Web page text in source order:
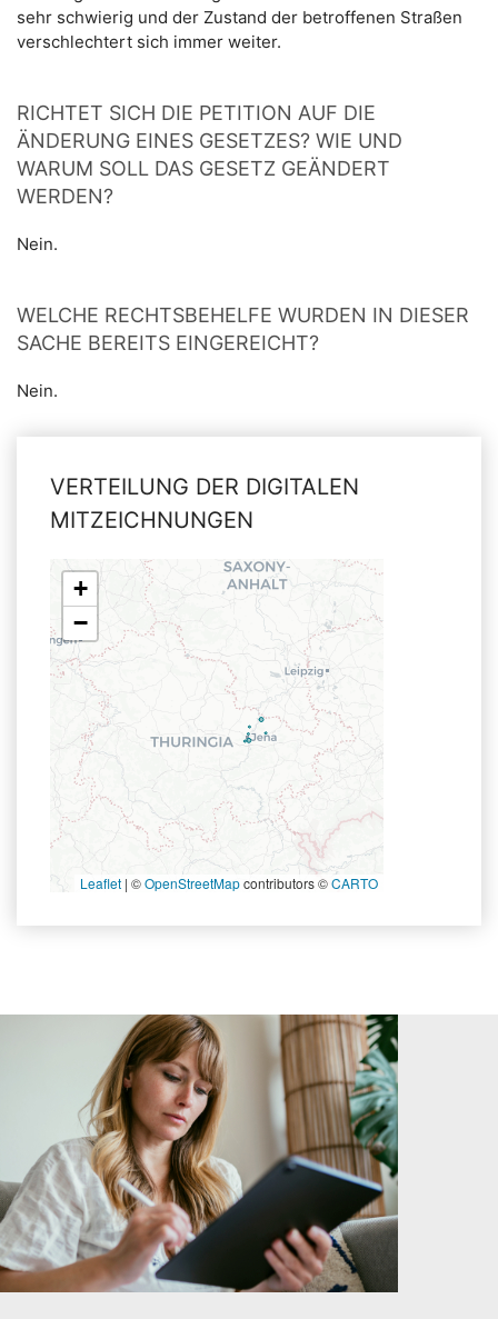
sehr schwierig und der Zustand der betroffenen Straßen
verschlechtert sich immer weiter.
RICHTET SICH DIE PETITION AUF DIE
ÄNDERUNG EINES GESETZES? WIE UND
WARUM SOLL DAS GESETZ GEÄNDERT
WERDEN?
Nein.
WELCHE RECHTSBEHELFE WURDEN IN DIESER
SACHE BEREITS EINGEREICHT?
Nein.
VERTEILUNG DER DIGITALEN
MITZEICHNUNGEN
+
−
Leaflet | ©OpenStreetMapcontributors ©CARTO